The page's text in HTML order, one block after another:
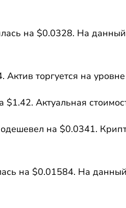
на $0.0328. На
Актив торгуется на
$1.42. Актуальная
на $0.0341.
на $0.01584. На